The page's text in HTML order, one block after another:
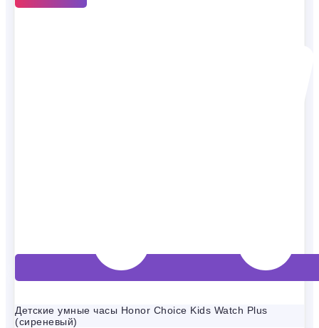
Детские умные часы Honor Choice Kids Watch Plus
(сиреневый)